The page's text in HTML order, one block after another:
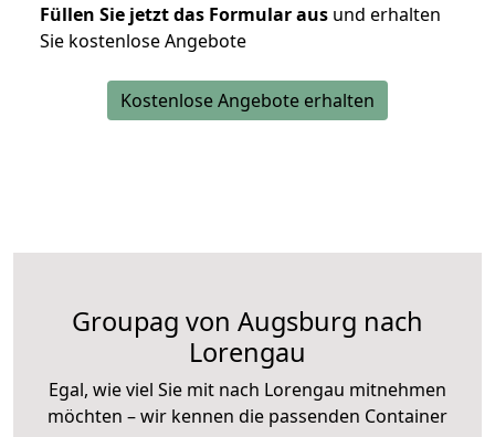
Füllen Sie jetzt das Formular aus und erhalten
Sie kostenlose Angebote
Kostenlose Angebote erhalten
Groupag von Augsburg nach
Lorengau
Egal, wie viel Sie mit nach Lorengau mitnehmen
möchten – wir kennen die passenden Container